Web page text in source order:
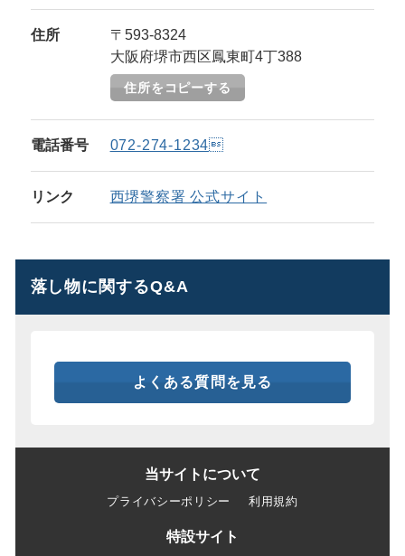
住所
〒593-8324
大阪府堺市西区鳳東町4丁388
住所をコピーする
電話番号 072-274-1234
リンク 西堺警察署 公式サイト
落し物に関するQ&A
よくある質問を見る
当サイトについて
プライバシーポリシー 利用規約
特設サイト